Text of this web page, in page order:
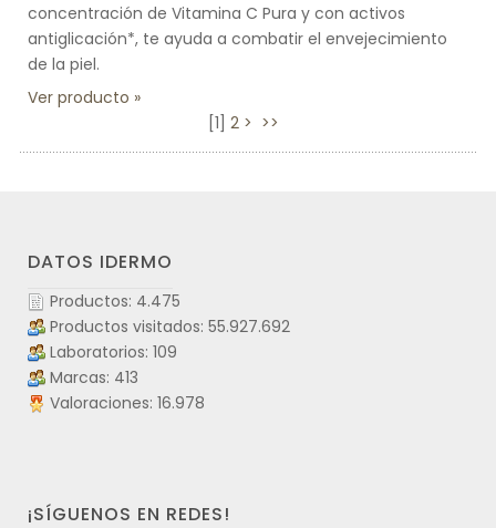
concentración de Vitamina C Pura y con activos
antiglicación*, te ayuda a combatir el envejecimiento
de la piel.
Ver producto
1 2 > >>
DATOS IDERMO
Productos: 4.475
Productos visitados: 55.927.692
Laboratorios: 109
Marcas: 413
Valoraciones: 16.978
¡SÍGUENOS EN REDES!